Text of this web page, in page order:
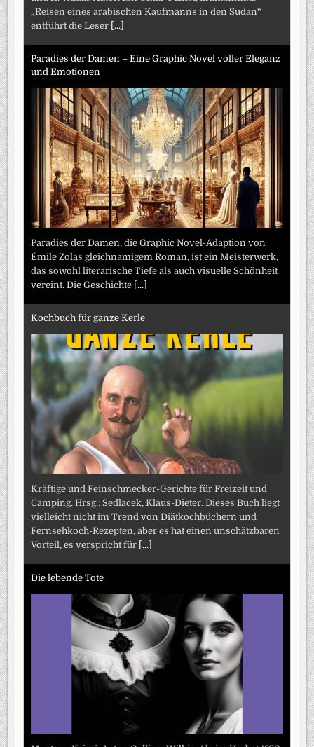
„Reisen eines arabischen Kaufmanns in den Sudan“
entführt die Leser [...]
Paradies der Damen – Eine Graphic Novel voller Eleganz
und Emotionen
Paradies der Damen, die Graphic Novel-Adaption von
Émile Zolas gleichnamigem Roman, ist ein Meisterwerk,
das sowohl literarische Tiefe als auch visuelle Schönheit
vereint. Die Geschichte [...]
Kochbuch für ganze Kerle
Kräftige und Feinschmecker-Gerichte für Freizeit und
Camping. Hrsg.: Sedlacek, Klaus-Dieter. Dieses Buch liegt
vielleicht nicht im Trend von Diätkochbüchern und
Fernsehkoch-Rezepten, aber es hat einen unschätzbaren
Vorteil, es verspricht für [...]
Die lebende Tote